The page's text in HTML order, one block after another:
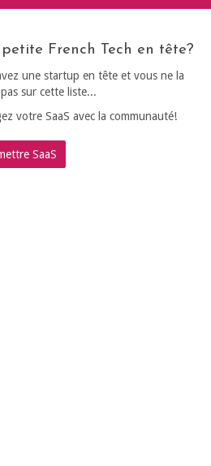
French Tech en tête?
une startup en tête et vous ne la
sur cette liste...
votre SaaS avec la communauté!
SaaS